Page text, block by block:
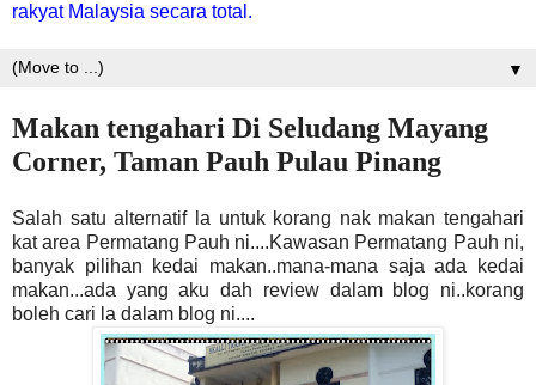
rakyat Malaysia secara total.
▼
Makan tengahari Di Seludang Mayang
Corner, Taman Pauh Pulau Pinang
Salah satu alternatif la untuk korang nak makan tengahari
kat area Permatang Pauh ni....Kawasan Permatang Pauh ni,
banyak pilihan kedai makan..mana-mana saja ada kedai
makan...ada yang aku dah review dalam blog ni..korang
boleh cari la dalam blog ni....